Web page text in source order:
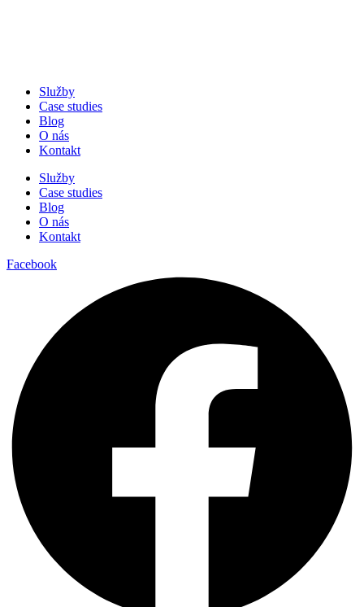
Služby
Case studies
Blog
O nás
Kontakt
Služby
Case studies
Blog
O nás
Kontakt
Facebook